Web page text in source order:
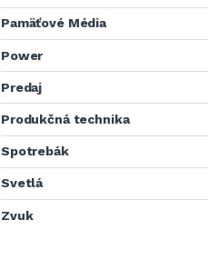
Pamäťové Média
Power
Predaj
Produkčná technika
Spotrebák
Svetlá
Zvuk